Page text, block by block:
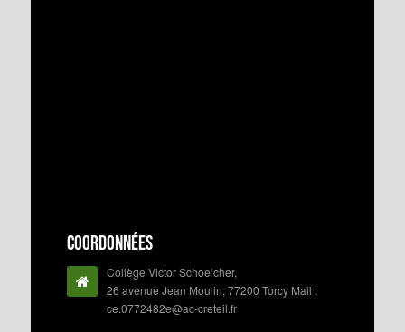
Coordonnées
Collège Victor Schoelcher,
26 avenue Jean Moulin, 77200 Torcy Mail :
ce.0772482e@ac-creteil.fr